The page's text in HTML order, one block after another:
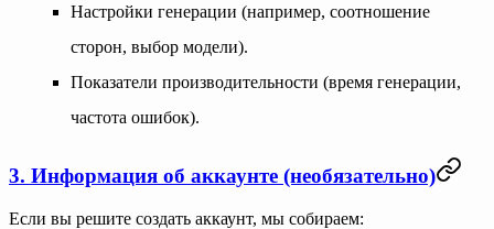
Настройки генерации (например, соотношение
сторон, выбор модели).
Показатели производительности (время генерации,
частота ошибок).
3. Информация об аккаунте (необязательно)
Если вы решите создать аккаунт, мы собираем: